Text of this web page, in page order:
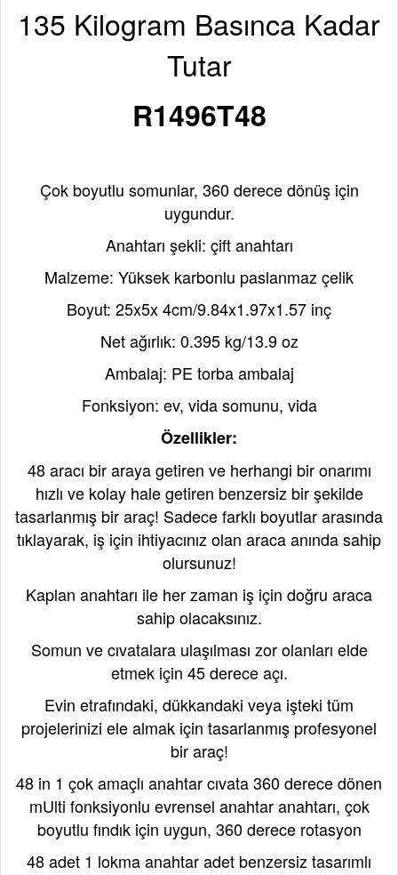
135 Kilogram Basınca Kadar
Tutar
R1496T48
Çok boyutlu somunlar, 360 derece dönüş için
uygundur.
Anahtarı şekli: çift anahtarı
Malzeme: Yüksek karbonlu paslanmaz çelik
Boyut: 25x5x 4cm/9.84x1.97x1.57 inç
Net ağırlık: 0.395 kg/13.9 oz
Ambalaj: PE torba ambalaj
Fonksiyon: ev, vida somunu, vida
Özellikler:
48 aracı bir araya getiren ve herhangi bir onarımı
hızlı ve kolay hale getiren benzersiz bir şekilde
tasarlanmış bir araç! Sadece farklı boyutlar arasında
tıklayarak, iş için ihtiyacınız olan araca anında sahip
olursunuz!
Kaplan anahtarı ile her zaman iş için doğru araca
sahip olacaksınız.
Somun ve cıvatalara ulaşılması zor olanları elde
etmek için 45 derece açı.
Evin etrafındaki, dükkandaki veya işteki tüm
projelerinizi ele almak için tasarlanmış profesyonel
bir araç!
48 in 1 çok amaçlı anahtar cıvata 360 derece dönen
mUlti fonksiyonlu evrensel anahtar anahtarı, çok
boyutlu fındık için uygun, 360 derece rotasyon
48 adet 1 lokma anahtar adet benzersiz tasarımlı